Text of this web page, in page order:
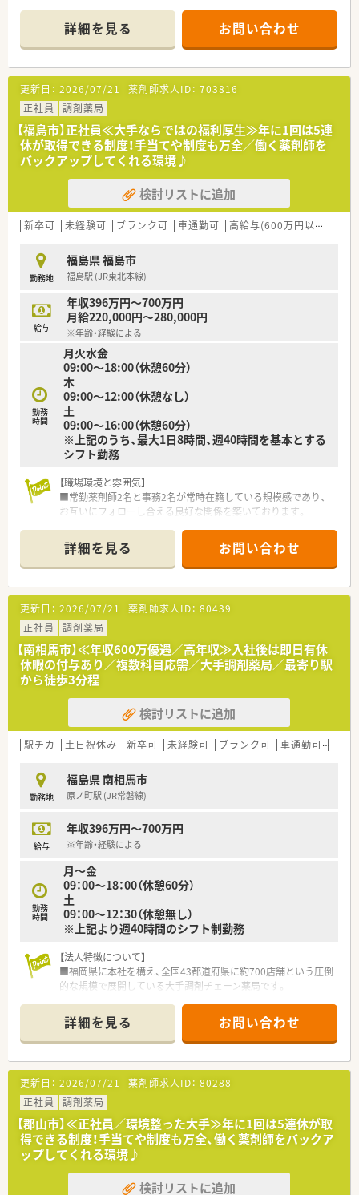
寧に向き合いながら地域密着型の医療を提供しています。
■近隣の「やつやまだ内科・脳神経内科」とマンツーマンの体制
を築いており、深い専門知識を学ぶことが可能です。
【こんな取り組みをしています】
■業界初となる「MI研修」を導入しており、患者様の心に寄り添
い行動変容を促すための高度な対話技術を習得できます。
■全店舗の薬歴システムを「Musubi」へ刷新し、IT技術を駆使し
て患者様へのアドバイスの質を向上させています。
■各店舗に医療安全専門のMRCを配置することで、重大な事故
を未然に防ぐための組織的なリスク管理を実践しています。
【こんな方が活躍中】
■子育てをしながら時短勤務制度を活用している薬剤師が多数
在籍しており、育休からの復帰率も95%を超えています。
店舗で患者様と深く向き合いたい方が活躍しています。
■最新のシステム操作に抵抗がなく、最先端の機材を使いこなし
ながら効率的に業務を進めたい若手も多く在籍中です。
【こんな方にオススメ】
■手厚い借上げ社宅制度を利用して、自己負担を抑えながら新し
い土地で生活をスタートさせたい方にぴったりの案件です。
■年間休日が120日以上確保されている環境で、仕事だけでなく
趣味や家庭の時間も大切にしたい方に強く推奨します。
■充実した研修制度を通じて、対話力や専門知識を磨きながら長
期的な視点でキャリアアップを目指したい方に最適です。
詳細を見る お問い合わせ
更新日： 2026/07/21 薬剤師求人ID： 703816
正社員
調剤薬局
【福島市】正社員≪大手ならではの福利厚生≫年に1回は5連
休が取得できる制度！手当てや制度も万全／働く薬剤師を
バックアップしてくれる環境♪
検討リストに追加
新卒可 未経験可 ブランク可 車通勤可 高給与(600万円以上)
勤務地
福島県 福島市
福島駅 (JR東北本線)
給与
年収396万円～700万円
月給220,000円～280,000円
※年齢・経験による
勤務
時間
月火水金
09:00～18:00（休憩60分）
木
09:00～12:00（休憩なし）
土
09:00～16:00（休憩60分）
※上記のうち、最大1日8時間、週40時間を基本とする
シフト勤務
【職場環境と雰囲気】
■常勤薬剤師2名と事務2名が常時在籍している規模感であり、
お互いにフォローし合える良好な関係を築いております。
ており、過誤防止に向けた環境作りが全社的に推進されていま
す。
■福利厚生として宿泊施設やスポーツクラブの法人会員利用が
可能であり、仕事以外の時間も充実させることができる雰囲気で
す。
【店舗情報と応需状況について】
■JR東北本線の福島駅から徒歩で7分ほどの非常に便利な立地
にあり、通勤の利便性が高く周辺の商業施設も充実しておりま
す。
■たに内科・糖尿病内科クリニックを応需医療機関として、1日
あたり約50枚の処方箋を受け付けている調剤薬局でございま
■薬剤師2名と事務員2名の計4名体制で運営されており、内科や
糖尿病内科といった専門性の高い科目に注力した環境です。
【法人特徴について】
■福岡県に本社を置き全国に約700店舗を展開しており、開業支
援を通じて医療機関との強固な医薬連携を構築している法人で
■健康サポート薬局の届出数では全国1位の実績を誇り、かかり
つけ薬剤師の育成を通じて地域住民の健康維持に貢献しており
■医療機器のリース販売からスタートした歴史を持ち、調剤のみ
ならず経営コンサルティング等、多角的な事業を展開していま
す。
詳細を見る お問い合わせ
更新日： 2026/07/21 薬剤師求人ID： 80439
正社員
調剤薬局
【南相馬市】≪年収600万優遇／高年収≫入社後は即日有休
休暇の付与あり／複数科目応需／大手調剤薬局／最寄り駅
から徒歩3分程
検討リストに追加
駅チカ 土日祝休み 新卒可 未経験可 ブランク可 車通勤可
勤務地
福島県 南相馬市
原ノ町駅 (JR常磐線)
給与
年収396万円～700万円
※年齢・経験による
勤務
時間
月～金
09：00～18：00（休憩60分）
土
09：00～12：30（休憩無し）
※上記より週40時間のシフト制勤務
【法人特徴について】
■福岡県に本社を構え、全国43都道府県に約700店舗という圧倒
的な規模で展開している大手調剤チェーン薬局です。
連携」を軸とした質の高い医療サービスの提供に努めています。
■健康サポート薬局の届出数が全国1位であり、地域の健康増進
に寄与する「かかりつけ薬局」としての機能を追求しています。
【店舗情報と応需状況について】
■JR常磐線の原ノ町駅から徒歩で3分という非常に便利な立地
にあり、通勤のしやすさが大きな魅力となっている薬局です。
■地域に根ざした病院の門前薬局として複数科目を応需してお
り、単科の処方箋だけでは物足りないと感じる方に最適です。
■具体的な処方箋枚数や勤務スタッフ数、応需割合の詳細につい
ては、現在福島県内での採用を積極的に強化しております。
【こんな取り組みをしています】
詳細を見る お問い合わせ
更新日： 2026/07/21 薬剤師求人ID： 80288
正社員
調剤薬局
【郡山市】≪正社員／環境整った大手≫年に1回は5連休が取
得できる制度！手当てや制度も万全、働く薬剤師をバックア
ップしてくれる環境♪
検討リストに追加